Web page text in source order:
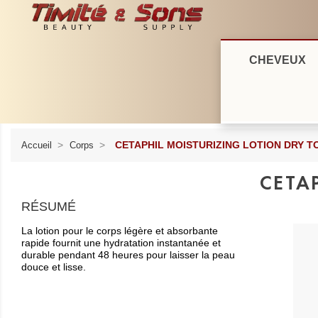
CHEVEUX
Accueil Corps CETAPHIL MOISTURIZING LOTION DRY
RÉSUMÉ
La lotion pour le corps légère et absorbante
rapide fournit une hydratation instantanée et
durable pendant 48 heures pour laisser la peau
douce et lisse.